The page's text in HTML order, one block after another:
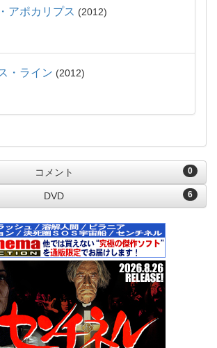
アポカリプス 2012
・ライン 2012
0
コメント
6
DVD